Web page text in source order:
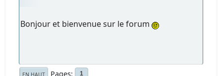
Bonjour et bienvenue sur le forum
EN HAUT Pages 1